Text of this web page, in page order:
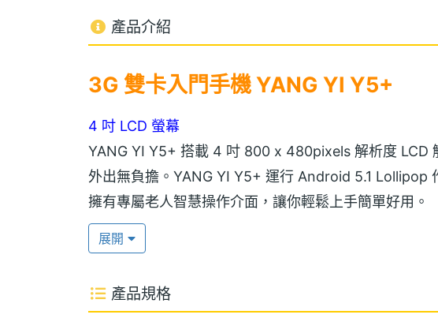
產品介紹
3G 雙卡入門手機 YANG YI Y5+
4 吋 LCD 螢幕
YANG YI Y5+ 搭載 4 吋 800 x 480pixels 解析度 LCD
外出無負擔。YANG YI Y5+ 運行 Android 5.1 Lollipop
擁有專屬老人智慧操作介面，讓你輕鬆上手簡單好用。
500 萬畫素主相機
待，同時內建 Facebook 應用，並可透過 microSD 記
展開
產品規格